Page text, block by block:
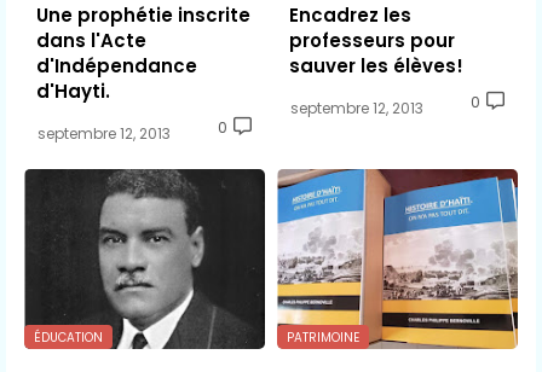
Une prophétie inscrite
dans l'Acte
d'Indépendance
d'Hayti.
septembre 12, 2013 0
Encadrez les
professeurs pour
sauver les élèves!
septembre 12, 2013 0
ÉDUCATION PATRIMOINE